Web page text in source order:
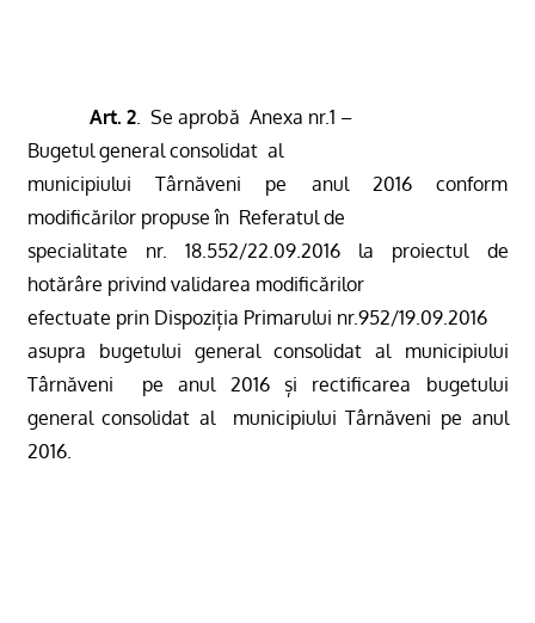
Art. 2. Se aprobă Anexa nr.1 –
Bugetul general consolidat al
municipiului Târnăveni pe anul 2016 conform
modificărilor propuse în Referatul de
specialitate nr. 18.552/22.09.2016
la proiectul de
hotărâre privind validarea modificărilor
efectuate prin Dispoziția Primarului nr.952/19.09.2016
asupra bugetului general consolidat al municipiului
Târnăveni
pe anul 2016și rectificarea bugetului
general consolidat al
municipiului Târnăveni pe anul
2016.